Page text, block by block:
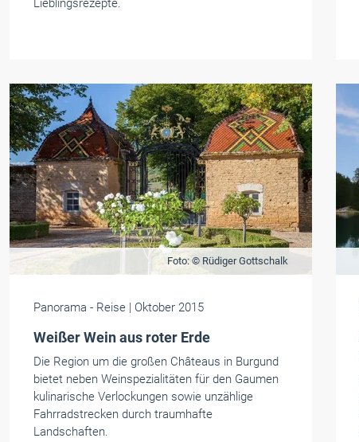
Lieblingsrezepte.
Foto: © Rüdiger Gottschalk
Panorama - Reise | Oktober 2015
Weißer Wein aus roter Erde
Die Region um die großen Châteaus in Burgund
bietet neben Weinspezialitäten für den Gaumen
kulinarische Verlockungen sowie unzählige
Fahrradstrecken durch traumhafte
Landschaften.